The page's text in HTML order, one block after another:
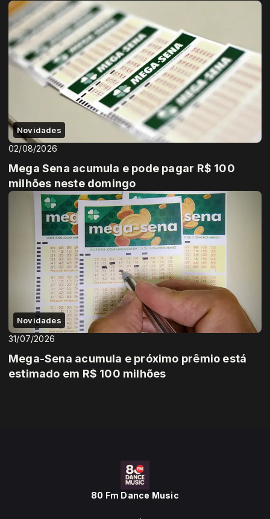
Novidades
02/08/2026
Mega Sena acumula e pode pagar R$ 100
milhões neste domingo
Novidades
31/07/2026
Mega-Sena acumula e próximo prêmio está
estimado em R$ 100 milhões
80 Fm Dance Music